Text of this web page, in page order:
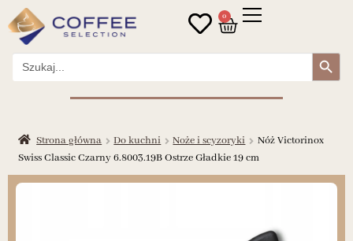
0
Search
for:
Search Button
Strona główna Do kuchni Noże i scyzoryki
Nóż Victorinox
Swiss Classic Czarny 6.8003.19B Ostrze Gładkie 19 cm